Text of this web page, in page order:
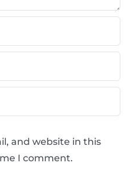
and website in this
I comment.